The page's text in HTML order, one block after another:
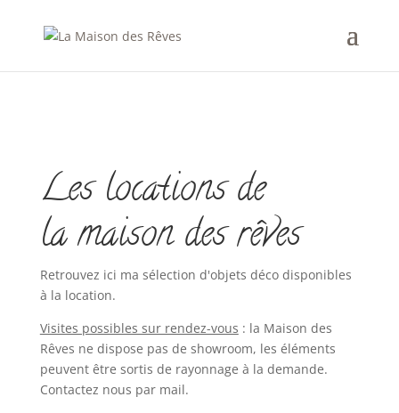
Les locations de
la maison des rêves
Retrouvez ici ma sélection d'objets déco disponibles
à la location.
Visites possibles sur rendez-vous : la Maison des
Rêves ne dispose pas de showroom, les éléments
peuvent être sortis de rayonnage à la demande.
Contactez nous par mail.